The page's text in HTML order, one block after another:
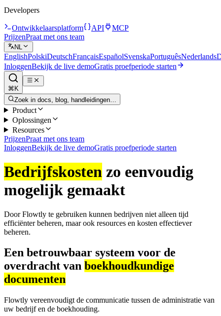
Developers
Ontwikkelaarsplatform API
MCP
PrijzenPraat met ons team
NL
EnglishPolskiDeutschFrançaisEspañolSvenskaPortuguêsNederlands
InloggenBekijk de live demoGratis proefperiode starten
⌘K
Zoek in docs, blog, handleidingen…
Product
Oplossingen
Resources
PrijzenPraat met ons team
InloggenBekijk de live demoGratis proefperiode starten
Bedrijfskosten zo eenvoudig
mogelijk gemaakt
Door Flowtly te gebruiken kunnen bedrijven niet alleen tijd
efficiënter beheren, maar ook resources en kosten effectiever
beheren.
Een betrouwbaar systeem voor de
overdracht van boekhoudkundige
documenten
Flowtly vereenvoudigt de communicatie tussen de administratie van
uw bedrijf en de boekhouding.